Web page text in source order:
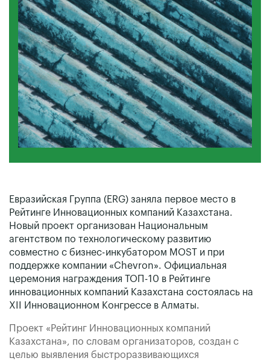
Евразийская Группа (ERG) заняла первое место в
Рейтинге Инновационных компаний Казахстана.
Новый проект организован Национальным
агентством по технологическому развитию
совместно с бизнес-инкубатором MOST и при
поддержке компании «Chevron». Официальная
церемония награждения ТОП-10 в Рейтинге
инновационных компаний Казахстана состоялась на
XII Инновационном Конгрессе в Алматы.
Проект «Рейтинг Инновационных компаний
Казахстана», по словам организаторов, создан с
целью выявления быстроразвивающихся